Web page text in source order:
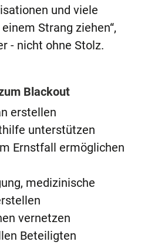
und viele
Strang ziehen“,
- nicht ohne Stolz.
Blackout
erstellen
unterstützen
Ernstfall ermöglichen
medizinische
vernetzen
Beteiligten